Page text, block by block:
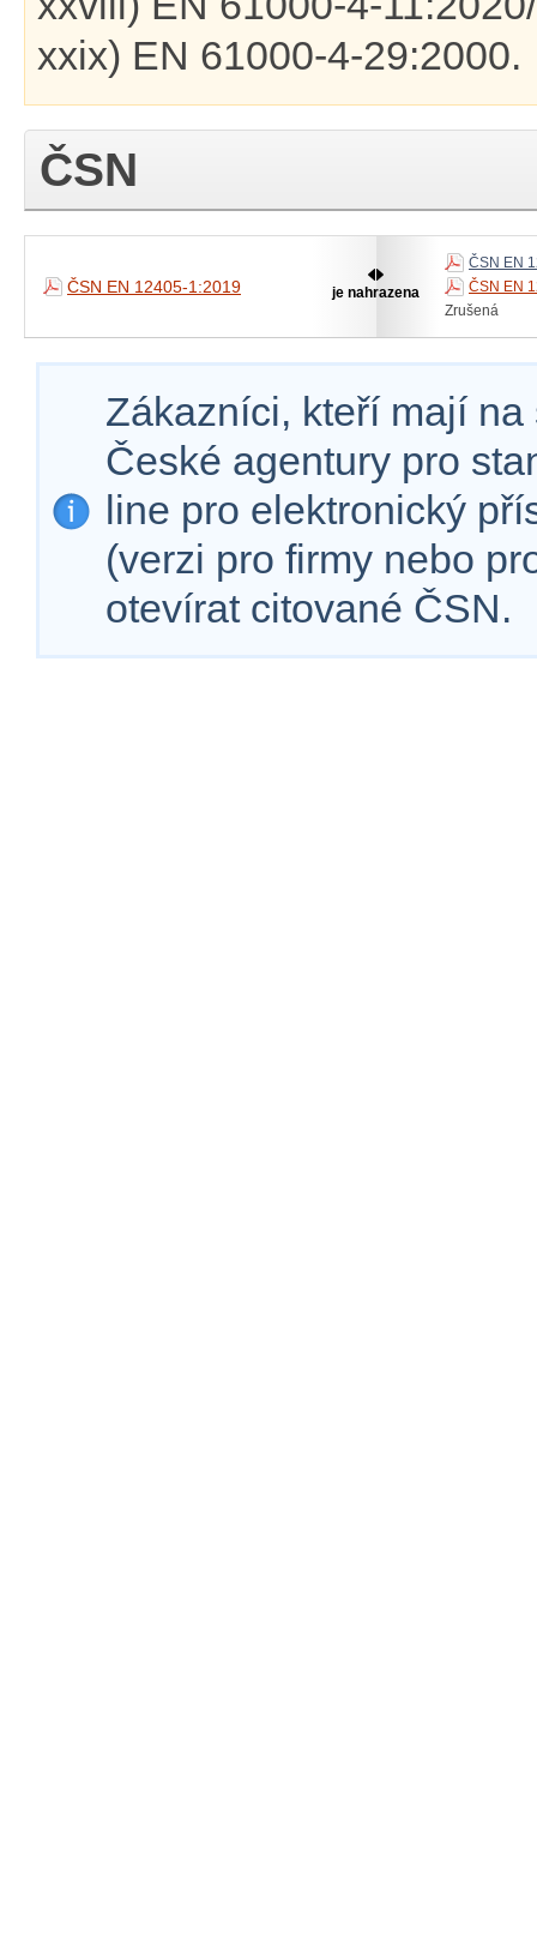
xxix) EN 61000-4-29:2000.
ČSN
ČSN EN 12405-1:2019 je nahrazena
ČSN EN
ČSN EN
Zrušená
Zákazníci, kteří mají
České agentury pro
line pro elektronický
(verzi pro firmy nebo
otevírat citované ČSN.